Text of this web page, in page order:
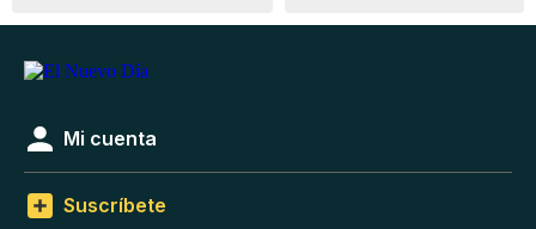
Mi cuenta
Suscríbete